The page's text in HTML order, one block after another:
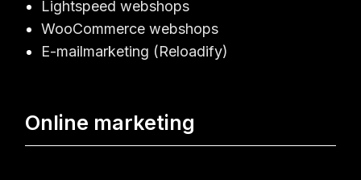
Lightspeed webshops
WooCommerce webshops
E-mailmarketing (Reloadify)
Online marketing